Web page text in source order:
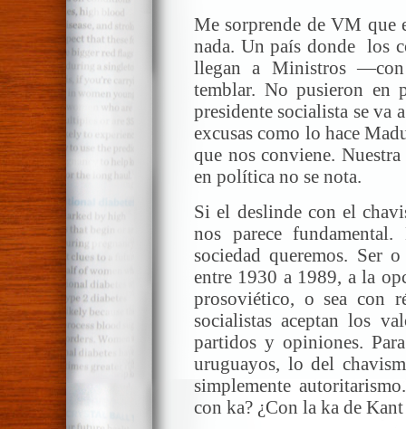
Me sorprende de VM que
nada. Un país donde los
llegan a Ministros
temblar. No pusieron
presidente socialista se va
excusas como lo hace
que nos conviene.
en política no se nota.
Si el deslinde con el
nos parece
sociedad queremos. Ser
entre 1930 a 1989, a la
prosoviético, o sea con
socialistas aceptan los
partidos y opiniones.
uruguayos, lo del
simplemente
con ka? ¿Con la ka de